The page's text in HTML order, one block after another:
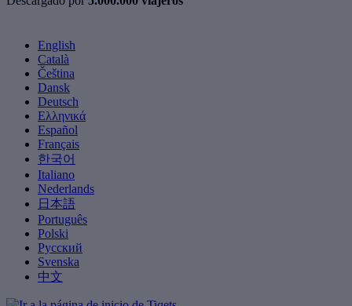
English
Català
Čeština
Dansk
Deutsch
Ελληνικά
Español
Français
한국어
Italiano
Nederlands
日本語
Português
Polski
Русский
Svenska
中文